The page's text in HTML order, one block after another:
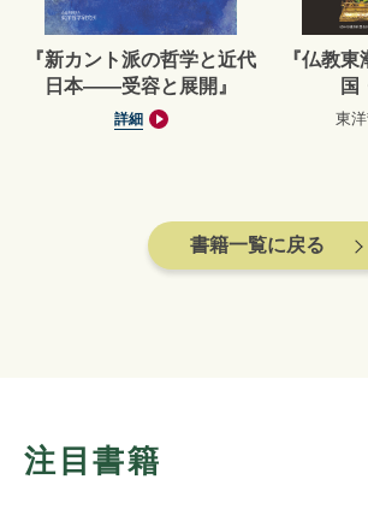
『新カント派の哲学と近代
日本――受容と展開』
詳細
『仏教
国
東
書籍一覧に戻る
注目書籍